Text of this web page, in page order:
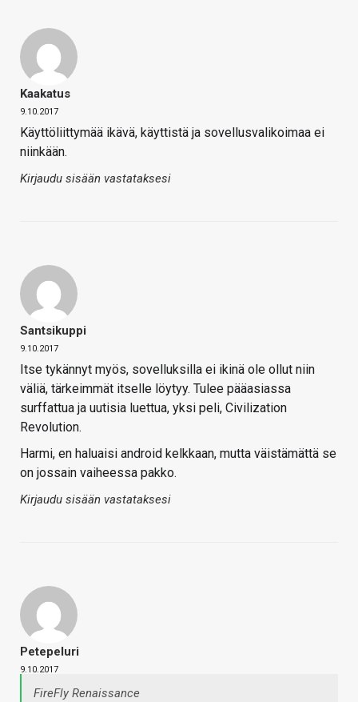
Kaakatus
9.10.2017
Käyttöliittymää ikävä, käyttistä ja sovellusvalikoimaa ei
niinkään.
Kirjaudu sisään vastataksesi
Santsikuppi
9.10.2017
Itse tykännyt myös, sovelluksilla ei ikinä ole ollut niin
väliä, tärkeimmät itselle löytyy. Tulee pääasiassa
surffattua ja uutisia luettua, yksi peli, Civilization
Revolution.
Harmi, en haluaisi android kelkkaan, mutta väistämättä se
on jossain vaiheessa pakko.
Kirjaudu sisään vastataksesi
Petepeluri
9.10.2017
FireFly Renaissance